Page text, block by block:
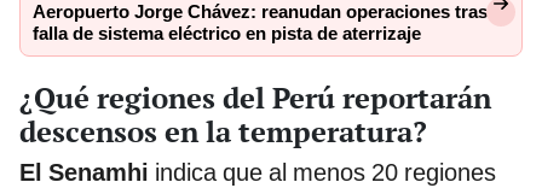
Aeropuerto Jorge Chávez: reanudan operaciones tras
falla de sistema eléctrico en pista de aterrizaje
¿Qué regiones del Perú reportarán
descensos en la temperatura?
El Senamhi indica que al menos 20 regiones